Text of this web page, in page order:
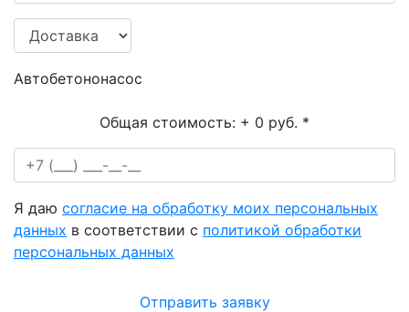
Автобетононасос
Общая стоимость: + 0 руб. *
Я даю согласие на обработку моих персональных
данных в соответствии с политикой обработки
персональных данных
Отправить заявку